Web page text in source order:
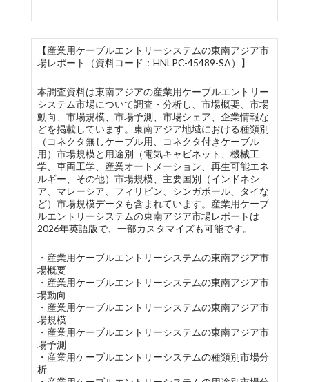
【産業用ケーブルエントリーシステムの東南アジア市
場レポート（資料コード：HNLPC-45489-SA）】
本調査資料は東南アジアの産業用ケーブルエントリー
システム市場について調査・分析し、市場概要、市場
動向、市場規模、市場予測、市場シェア、企業情報な
どを掲載しています。東南アジア地域における種類別
（コネクタ無しケーブル用、コネクタ付きケーブル
用）市場規模と用途別（電気キャビネット、機械工
学、車両工学、産業オートメーション、再生可能エネ
ルギー、その他）市場規模、主要国別（インドネシ
ア、マレーシア、フィリピン、シンガポール、タイな
ど）市場規模データも含まれています。産業用ケーブ
ルエントリーシステムの東南アジア市場レポートは
2026年英語版で、一部カスタマイズも可能です。
・産業用ケーブルエントリーシステムの東南アジア市
場概要
・産業用ケーブルエントリーシステムの東南アジア市
場動向
・産業用ケーブルエントリーシステムの東南アジア市
場規模
・産業用ケーブルエントリーシステムの東南アジア市
場予測
・産業用ケーブルエントリーシステムの種類別市場分
析